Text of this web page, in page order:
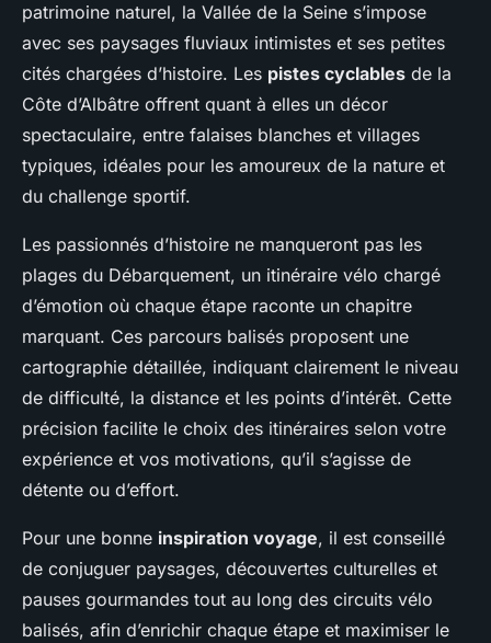
patrimoine naturel, la Vallée de la Seine s’impose
avec ses paysages fluviaux intimistes et ses petites
cités chargées d’histoire. Les pistes cyclables de la
Côte d’Albâtre offrent quant à elles un décor
spectaculaire, entre falaises blanches et villages
typiques, idéales pour les amoureux de la nature et
du challenge sportif.
Les passionnés d’histoire ne manqueront pas les
plages du Débarquement, un itinéraire vélo chargé
d’émotion où chaque étape raconte un chapitre
marquant. Ces parcours balisés proposent une
cartographie détaillée, indiquant clairement le niveau
de difficulté, la distance et les points d’intérêt. Cette
précision facilite le choix des itinéraires selon votre
expérience et vos motivations, qu’il s’agisse de
détente ou d’effort.
Pour une bonne inspiration voyage, il est conseillé
de conjuguer paysages, découvertes culturelles et
pauses gourmandes tout au long des circuits vélo
balisés, afin d’enrichir chaque étape et maximiser le